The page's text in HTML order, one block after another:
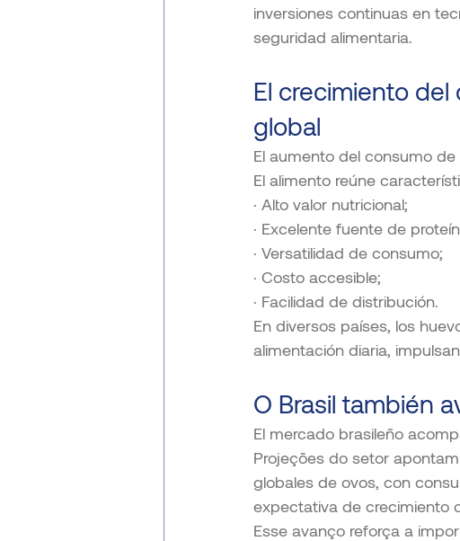
inversiones continuas en
seguridad alimentaria.
El crecimiento
global
El aumento del consumo
El alimento reúne
· Alto valor nutricional;
· Excelente fuente de
· Versatilidad de consumo;
· Costo accesible;
· Facilidad de distribución.
En diversos países, los
alimentación diaria,
O Brasil también
El mercado brasileño
Projeções do setor
globales de ovos, con
expectativa de crecimiento
Esse avanço reforça a